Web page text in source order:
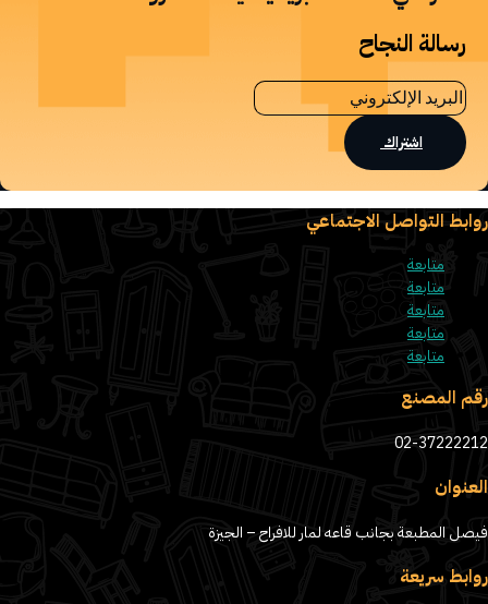
رسالة النجاح
اشتراك
روابط التواصل الاجتماعي
متابعة
متابعة
متابعة
متابعة
متابعة
رقم المصنع
02-37222212
العنوان
فيصل المطبعة بجانب قاعه لمار للافراح – الجيزة
روابط سريعة